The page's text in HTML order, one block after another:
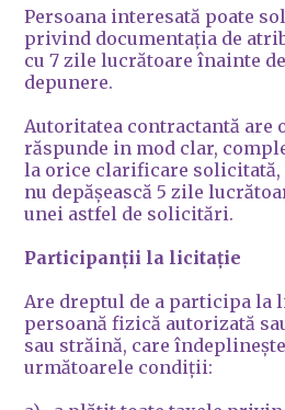
Persoana interesată poate
privind documentația de
cu 7 zile lucrătoare înainte
depunere.
Autoritatea contractantă are
răspunde in mod clar,
la orice clarificare solicitată,
nu depășească 5 zile
unei astfel de solicitări.
Participanții la licitație
Are dreptul de a participa la
persoană fizică autorizată
sau străină, care
următoarele condiții: